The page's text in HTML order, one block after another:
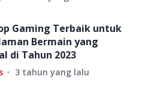
Gaming Terbaik untuk
Bermain yang
di Tahun 2023
3 tahun yang lalu